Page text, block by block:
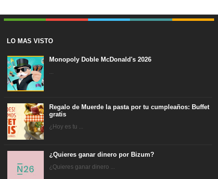
LO MAS VISTO
Monopoly Doble McDonald's 2026
...
Regalo de Muerde la pasta por tu cumpleaños: Buffet
gratis
¿Hoy es tu ...
¿Quieres ganar dinero por Bizum?
¿Quieres ganar dinero ...